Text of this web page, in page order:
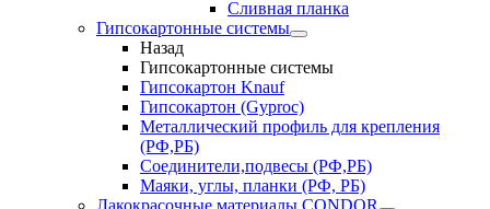
Сливная планка
Гипсокартонные системы
Назад
Гипсокартонные системы
Гипсокартон Knauf
Гипсокартон (Gyproc)
Металлический профиль для крепления
(РФ,РБ)
Соединители,подвесы (РФ,РБ)
Маяки, углы, планки (РФ, РБ)
Лакокрасочные материалы CONDOR